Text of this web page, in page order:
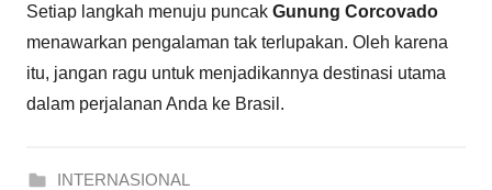
Setiap langkah menuju puncak Gunung Corcovado
menawarkan pengalaman tak terlupakan. Oleh karena
itu, jangan ragu untuk menjadikannya destinasi utama
dalam perjalanan Anda ke Brasil.
INTERNASIONAL